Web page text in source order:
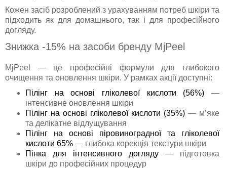
Кожен засіб розроблений з урахуванням потреб шкіри та
підходить як для домашнього, так і для професійного
догляду.
Знижка -15% на засоби бренду MjPeel
MjPeel — це професійні формули для глибокого
очищення та оновлення шкіри. У рамках акції доступні:
Пілінг на основі гліколевої кислоти (56%) —
інтенсивне оновлення шкіри
Пілінг на основі гліколевої кислоти (35%) — м’яке
та делікатне відлущування
Пілінг на основі піровиноградної та гліколевої
кислоти 65% — глибока корекція текстури шкіри
Пінка для інтенсивного догляду — підготовка
шкіри до професійних процедур